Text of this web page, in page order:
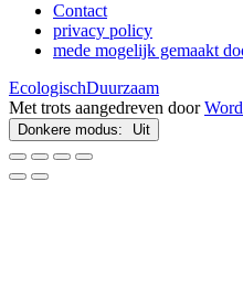
Contact
privacy policy
mede mogelijk gemaakt
EcologischDuurzaam
Met trots aangedreven door
Donkere modus: